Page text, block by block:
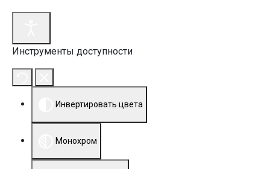
Инструменты доступности
Инвертировать цвета
Монохром